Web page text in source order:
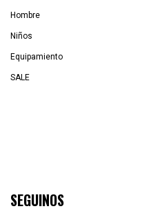
Hombre
Niños
Equipamiento
SALE
SEGUINOS